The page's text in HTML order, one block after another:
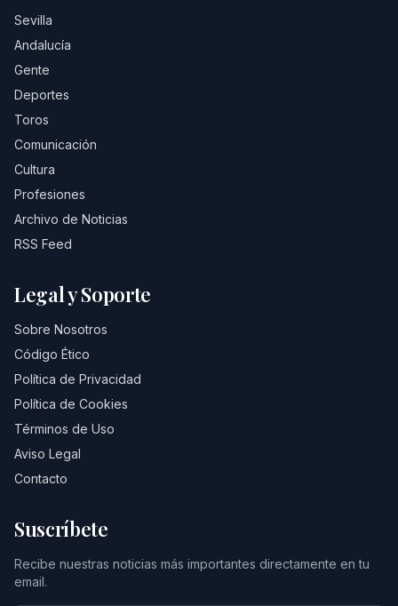
Sevilla
Andalucía
Gente
Deportes
Toros
Comunicación
Cultura
Profesiones
Archivo de Noticias
RSS Feed
Legal y Soporte
Sobre Nosotros
Código Ético
Política de Privacidad
Política de Cookies
Términos de Uso
Aviso Legal
Contacto
Suscríbete
Recibe nuestras noticias más importantes directamente en tu
email.